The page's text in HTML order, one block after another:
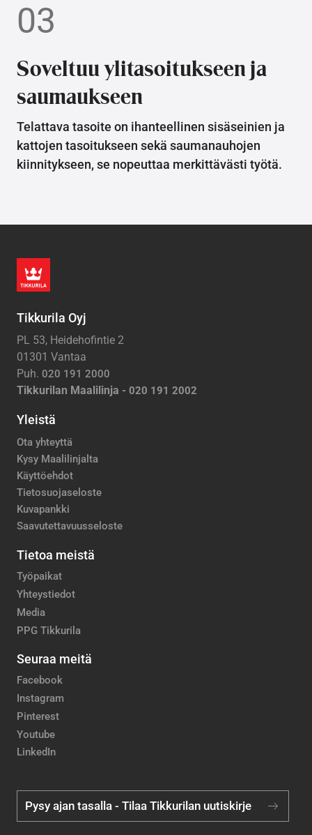
03
Soveltuu ylitasoitukseen ja
saumaukseen
Telattava tasoite on ihanteellinen sisäseinien ja
kattojen tasoitukseen sekä saumanauhojen
kiinnitykseen, se nopeuttaa merkittävästi työtä.
Tikkurila Oyj
PL 53, Heidehofintie 2
01301 Vantaa
Puh. 020 191 2000
Tikkurilan Maalilinja - 020 191 2002
Yleistä
Ota yhteyttä
Kysy Maalilinjalta
Käyttöehdot
Tietosuojaseloste
Kuvapankki
Saavutettavuusseloste
Tietoa meistä
Työpaikat
Yhteystiedot
Media
PPG Tikkurila
Seuraa meitä
Facebook
Instagram
Pinterest
Youtube
LinkedIn
Pysy ajan tasalla - Tilaa Tikkurilan uutiskirje